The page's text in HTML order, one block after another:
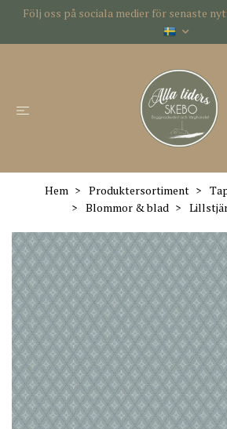
Följ oss på sociala medier för senaste
Hem Produktersortiment
Blommor & blad